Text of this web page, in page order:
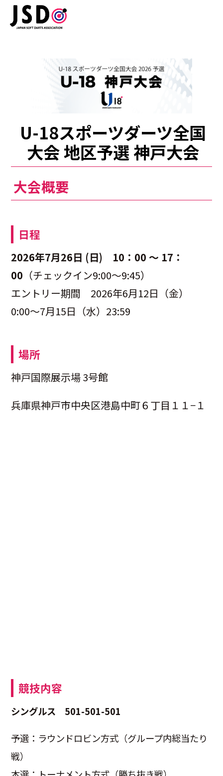
U-18スポーツダーツ全国
大会 地区予選 神戸大会
大会概要
日程
2026年7月26日 (日) 10：00 ～ 17：
00 （チェックイン9:00〜9:45）
エントリー期間 2026年6月12日（金）
0:00〜7月15日（水）23:59
場所
神戸国際展示場 3号館
兵庫県神戸市中央区港島中町６丁目１１−１
競技内容
シングルス 501-501-501
予選：ラウンドロビン方式（グループ内総当たり
戦）